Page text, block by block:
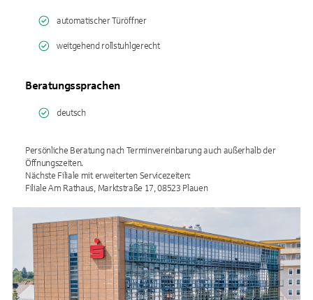
automatischer Türöffner
weitgehend rollstuhlgerecht
Beratungssprachen
deutsch
Persönliche Beratung nach Terminvereinbarung auch außerhalb der
Öffnungszeiten.
Nächste Filiale mit erweiterten Servicezeiten:
Filiale Am Rathaus, Marktstraße 17, 08523 Plauen